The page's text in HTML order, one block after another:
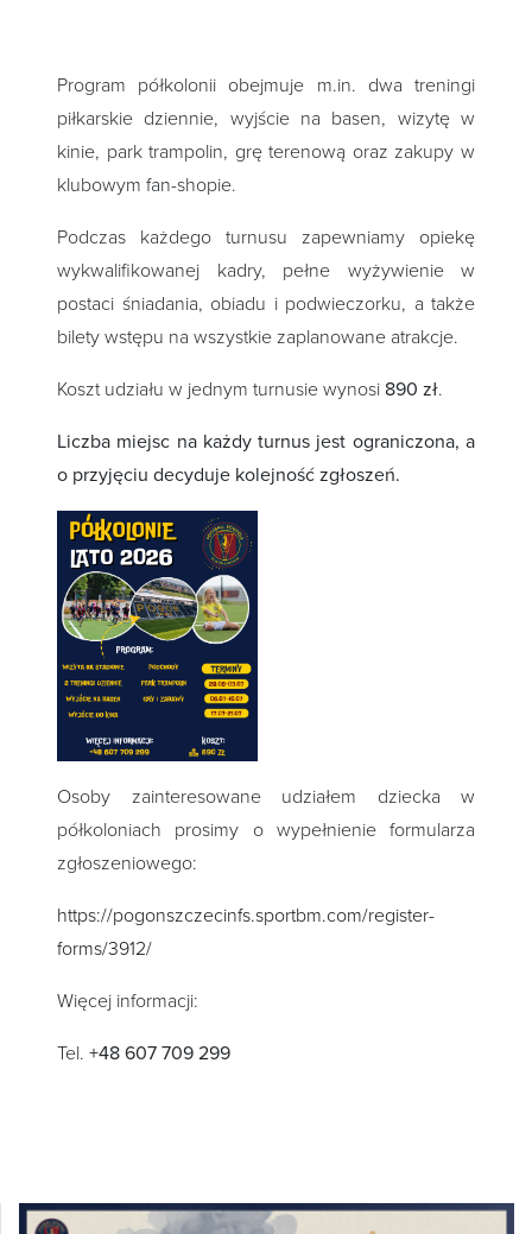
Program półkolonii obejmuje m.in. dwa treningi
piłkarskie dziennie, wyjście na basen, wizytę w
kinie, park trampolin, grę terenową oraz zakupy w
klubowym fan-shopie.
Podczas każdego turnusu zapewniamy opiekę
wykwalifikowanej kadry, pełne wyżywienie w
postaci śniadania, obiadu i podwieczorku, a także
bilety wstępu na wszystkie zaplanowane atrakcje.
Koszt udziału w jednym turnusie wynosi 890 zł.
Liczba miejsc na każdy turnus jest ograniczona, a
o przyjęciu decyduje kolejność zgłoszeń.
Osoby zainteresowane udziałem dziecka w
półkoloniach prosimy o wypełnienie formularza
zgłoszeniowego:
https://pogonszczecinfs.sportbm.com/register-
forms/3912/
Więcej informacji:
Tel. +48 607 709 299